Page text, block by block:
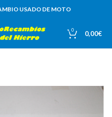
USADO DE MOTO
0 0,00€